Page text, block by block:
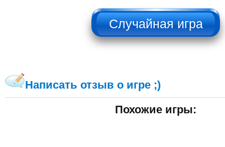
НЕ НАЖИМАТЬ!!!
Написать отзыв о игре ;)
Похожие игры: